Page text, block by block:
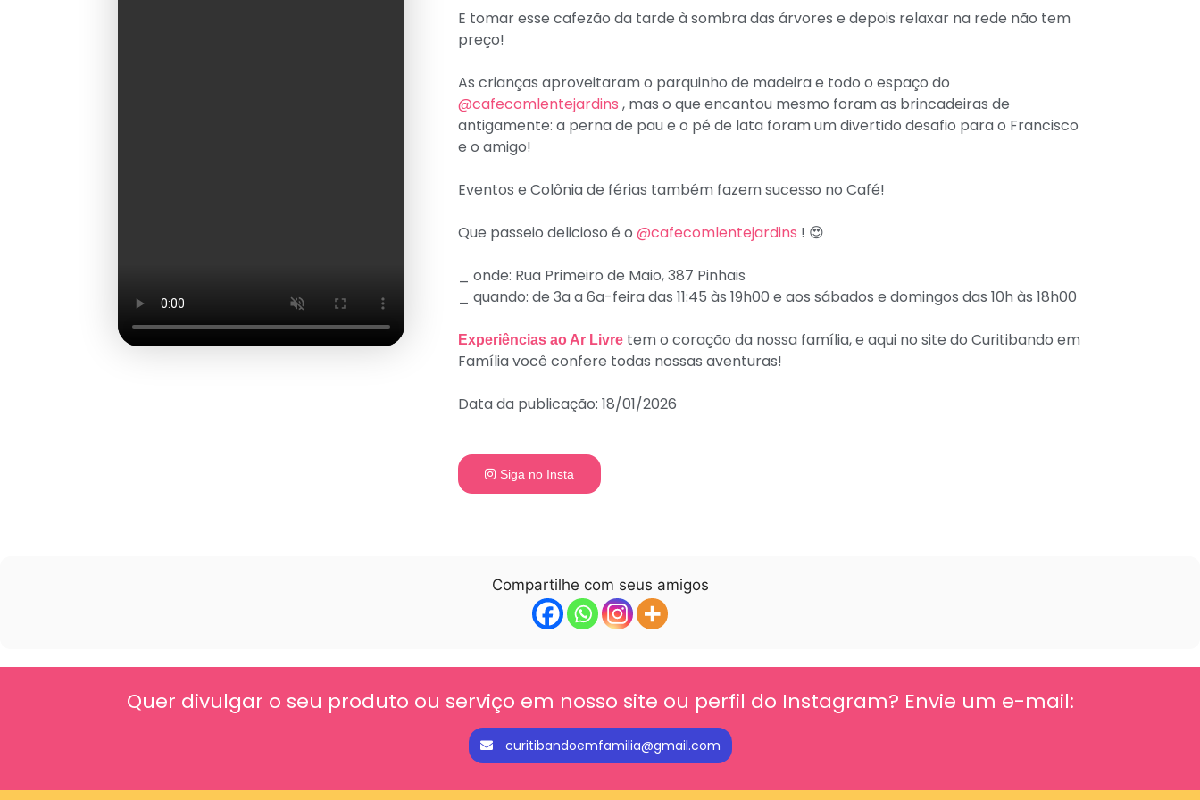
E tomar esse cafezão da tarde à sombra das árvores e depois relaxar na rede não tem
preço!
As crianças aproveitaram o parquinho de madeira e todo o espaço do
@cafecomlentejardins , mas o que encantou mesmo foram as brincadeiras de
antigamente: a perna de pau e o pé de lata foram um divertido desafio para o Francisco
e o amigo!
Eventos e Colônia de férias também fazem sucesso no Café!
Que passeio delicioso é o@cafecomlentejardins ! 😍
_ onde: Rua Primeiro de Maio, 387 Pinhais
_ quando: de 3a a 6a-feira das 11:45 às 19h00 e aos sábados e domingos das 10h às 18h00
Experiências ao Ar Livre tem o coração da nossa família, e aqui no site do Curitibando em
Família você confere todas nossas aventuras!
Data da publicação: 18/01/2026
Siga no Insta
Compartilhe com seus amigos
Quer divulgar o seu produto ou serviço em nosso site ou perfil do Instagram? Envie um e-mail:
curitibandoemfamilia@gmail.com